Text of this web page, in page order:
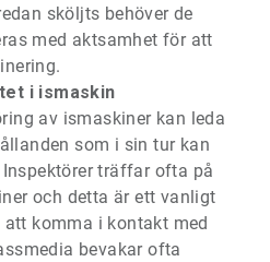
sköljts behöver de
med aktsamhet för att
i ismaskin
av ismaskiner kan leda
som i sin tur kan
träffar ofta på
och detta är ett vanligt
komma i kontakt med
bevakar ofta